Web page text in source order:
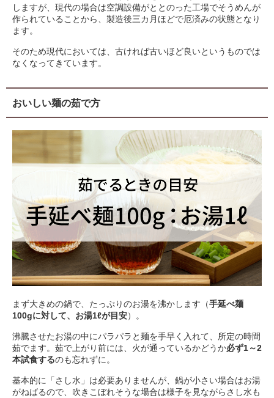
しますが、現代の場合は空調設備がととのった工場でそうめんが
作られていることから、製造後三カ月ほどで厄済みの状態となり
ます。
そのため現代においては、古ければ古いほど良いというものでは
なくなってきています。
おいしい麺の茹で方
まず大きめの鍋で、たっぷりのお湯を沸かします（手延べ麺
100gに対して、お湯1ℓが目安）。
沸騰させたお湯の中にパラパラと麺を手早く入れて、所定の時間
茹でます。茹で上がり前には、火が通っているかどうか必ず1～2
本試食するのも忘れずに。
基本的に「さし水」は必要ありませんが、鍋が小さい場合はお湯
がねばるので、吹きこぼれそうな場合は様子を見ながらさし水も